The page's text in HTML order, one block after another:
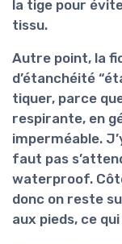
la tige pour
tissu.
Autre point, la
d’étanchéité
tiquer, parce
respirante, en
imperméable.
faut pas
waterproof.
donc on reste
aux pieds, ce